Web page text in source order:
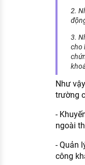
2.
3.
cho
Như
trường
-
ngoài
- Quản
công